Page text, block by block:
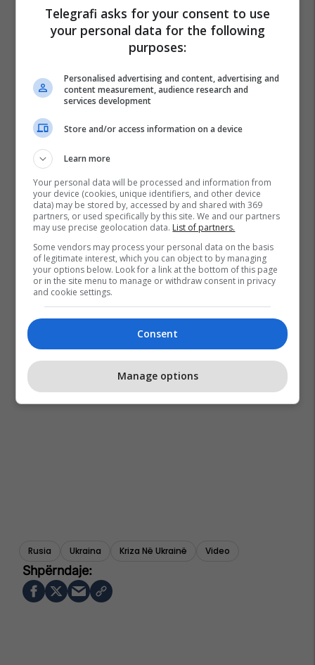
Rusia Ukraina Kriza Në Ukrainë Video
Telegrafi asks for your consent to use
your personal data for the following
purposes:
Personalised advertising and content, advertising and
content measurement, audience research and
services development
Store and/or access information on a device
Learn more
Your personal data will be processed and information from
your device (cookies, unique identifiers, and other device
data) may be stored by, accessed by and shared with 369
partners, or used specifically by this site. We and our partners
may use precise geolocation data. List of partners.
Some vendors may process your personal data on the basis
of legitimate interest, which you can object to by managing
your options below. Look for a link at the bottom of this page
or in the site menu to manage or withdraw consent in privacy
and cookie settings.
Consent
Manage options